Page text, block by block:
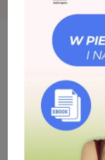
Kosmetyki
Serum pod